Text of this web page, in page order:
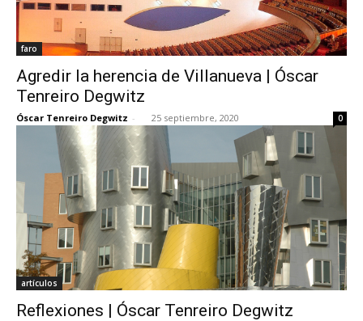
faro
Agredir la herencia de Villanueva | Óscar
Tenreiro Degwitz
Óscar Tenreiro Degwitz - 25 septiembre, 2020 0
artículos
Reflexiones | Óscar Tenreiro Degwitz